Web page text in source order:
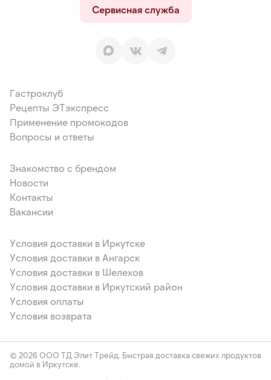
Сервисная служба
Гастроклуб
Рецепты ЭТэкспресс
Применение промокодов
Вопросы и ответы
Знакомство с брендом
Новости
Контакты
Вакансии
Условия доставки в Иркутске
Условия доставки в Ангарск
Условия доставки в Шелехов
Условия доставки в Иркутский район
Условия оплаты
Условия возврата
© 2026 ООО ТД Элит Трейд. Быстрая доставка свежих продуктов
домой в Иркутске.